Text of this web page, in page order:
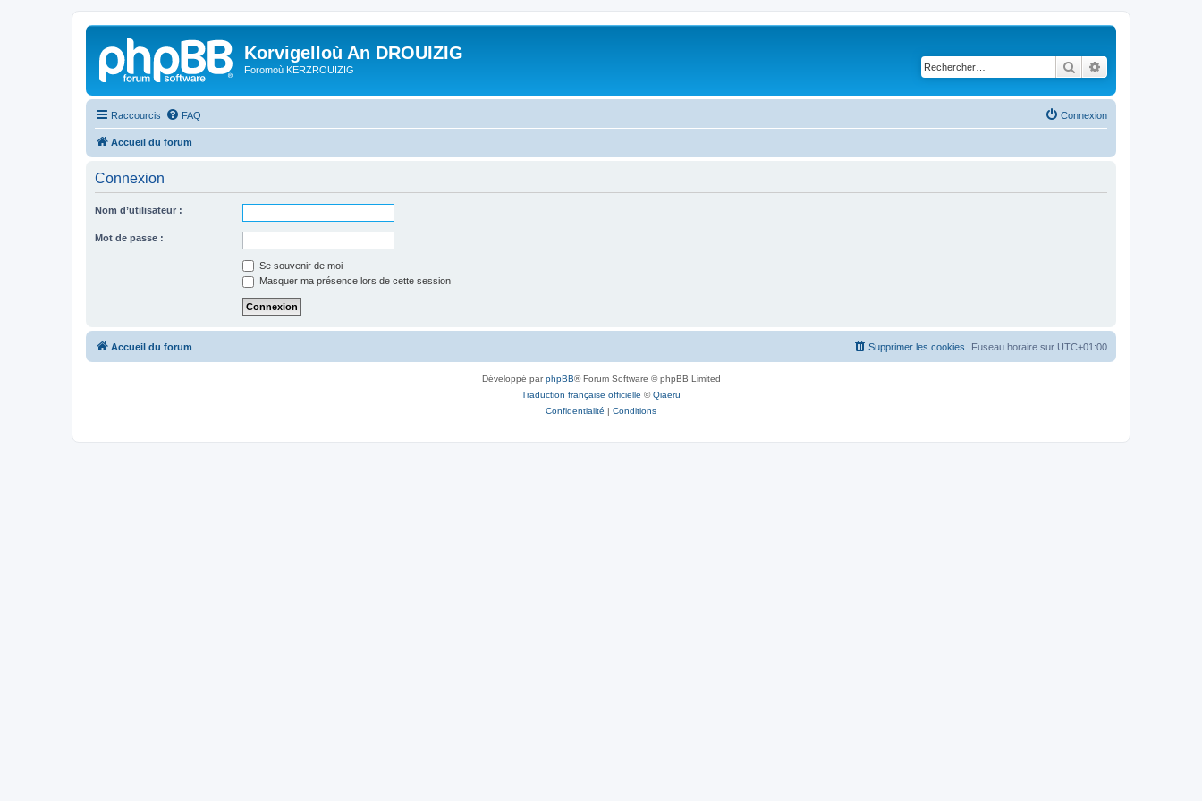
Korvigelloù An DROUIZIG
Foromoù KERZROUIZIG Rechercher
Raccourcis FAQ Connexion
Accueil du forum
Connexion
Nom d’utilisateur :
Mot de passe :
Se souvenir de moi
Masquer ma présence lors de cette session
Accueil du forum Fuseau horaire sur UTC+01:00
Supprimer les cookies
Développé parphpBB® Forum Software © phpBB Limited
Traduction française officielle ©Qiaeru
Confidentialité | Conditions